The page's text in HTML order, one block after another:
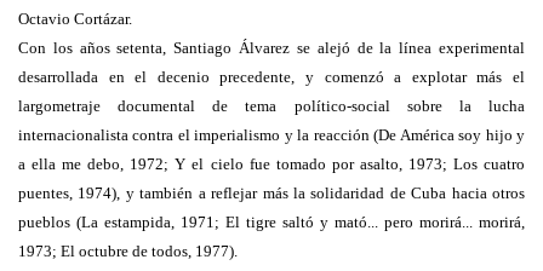
Octavio Cortázar.
Con los años setenta, Santiago Álvarez se alejó de la línea experimental
desarrollada en el decenio precedente, y comenzó a explotar más el
largometraje documental de tema político-social sobre la lucha
internacionalista contra el imperialismo y la reacción (De América soy hijo y
a ella me debo, 1972; Y el cielo fue tomado por asalto, 1973; Los cuatro
puentes, 1974), y también a reflejar más la solidaridad de Cuba hacia otros
pueblos (La estampida, 1971; El tigre saltó y mató... pero morirá... morirá,
1973; El octubre de todos, 1977).